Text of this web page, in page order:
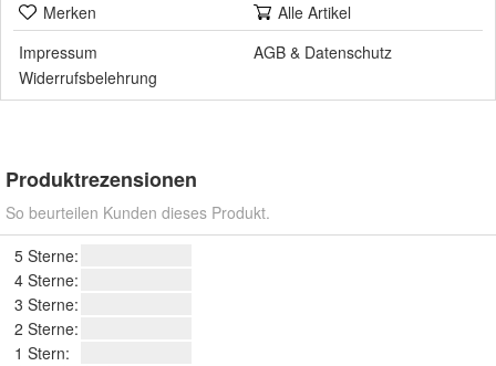
Merken
Alle Artikel
Impressum
AGB & Datenschutz
Widerrufsbelehrung
Produktrezensionen
So beurteilen Kunden dieses Produkt.
5 Sterne:
4 Sterne:
3 Sterne:
2 Sterne:
1 Stern: